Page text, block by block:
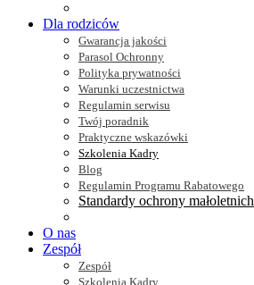
Dla rodziców
Gwarancja jakości
Parasol Ochronny
Polityka prywatności
Warunki uczestnictwa
Regulamin serwisu
Twój poradnik
Praktyczne wskazówki
Szkolenia Kadry
Blog
Regulamin Programu Rabatowego
Standardy ochrony małoletnich
O nas
Zespół
Zespół
Szkolenia Kadry